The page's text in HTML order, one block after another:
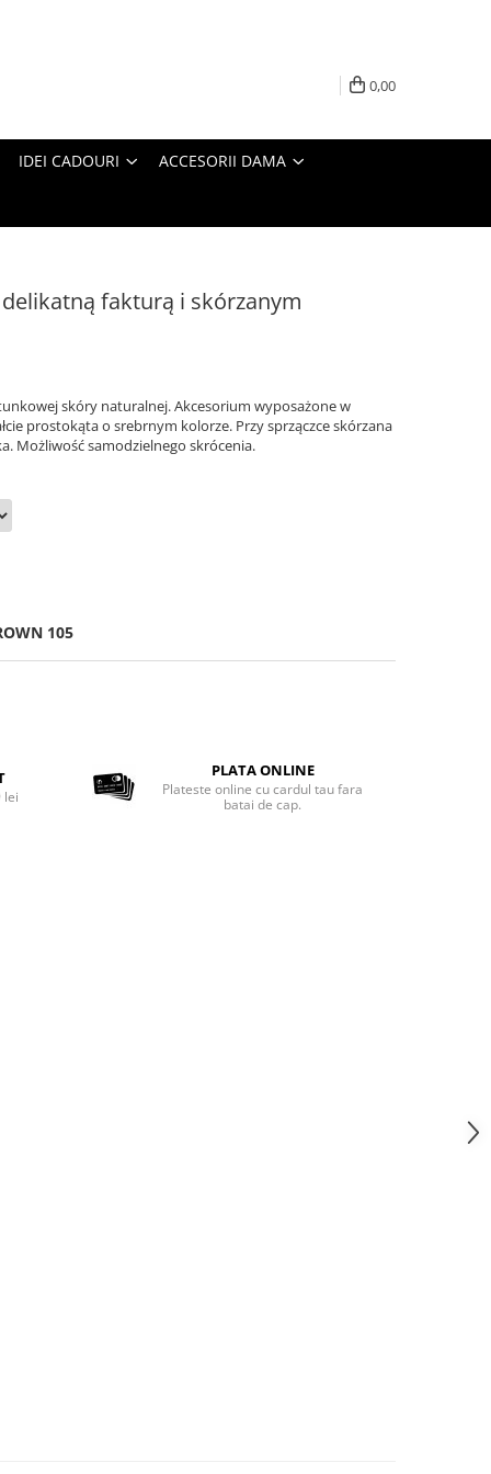
0,00
IDEI CADOURI ACCESORII DAMA
fakturą i skórzanym
skóry naturalnej. Akcesorium wyposażone w
prostokąta o srebrnym kolorze. Przy sprzączce skórzana
Możliwość samodzielnego skrócenia.
105
lei
PLATA ONLINE
Plateste online cu cardul tau fara
batai de cap.